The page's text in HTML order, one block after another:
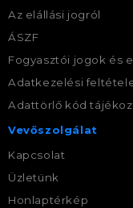
Az elállási jogról
ÁSZF
Fogyasztói jogok és
Adatkezelési
Adattörlő kód
Vevőszolgálat
Kapcsolat
Üzletünk
Honlaptérkép